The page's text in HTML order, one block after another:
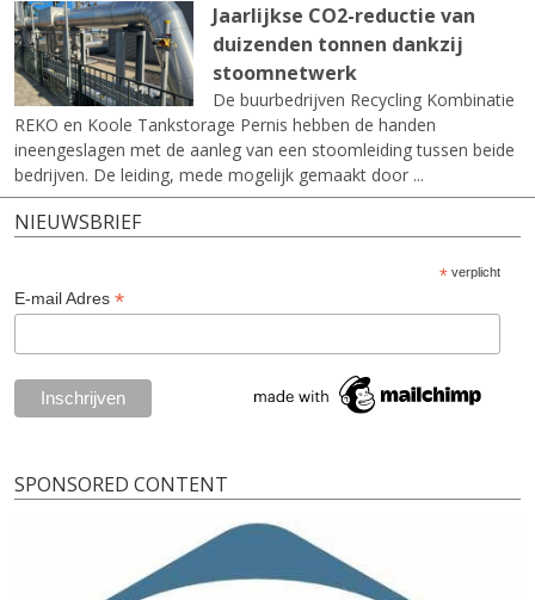
Jaarlijkse CO2-reductie van
duizenden tonnen dankzij
stoomnetwerk
De buurbedrijven Recycling Kombinatie
REKO en Koole Tankstorage Pernis hebben de handen
ineengeslagen met de aanleg van een stoomleiding tussen beide
bedrijven. De leiding, mede mogelijk gemaakt door ...
NIEUWSBRIEF
* verplicht
E-mail Adres *
SPONSORED CONTENT